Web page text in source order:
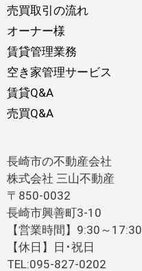
売買取引の流れ
オーナー様
賃貸管理業務
空き家管理サービス
賃貸Q&A
売買Q&A
長崎市の不動産会社
株式会社 三山不動産
〒850-0032
長崎市興善町3-10
【営業時間】9:30～17:30
【休日】日･祝日
TEL:095-827-0202